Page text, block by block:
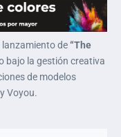
lanzamiento de“The
bajo la gestión creativa
de modelos
Voyou.